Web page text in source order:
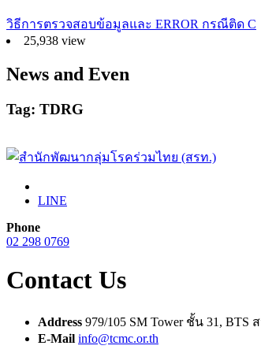
วิธีการตรวจสอบข้อมูลและ ERROR กรณีติด C
25,938 view
News and Even
Tag: TDRG
LINE
Phone
02 298 0769
Contact Us
Address 979/105 SM Tower ชั้น 31,
E-Mail info@tcmc.or.th